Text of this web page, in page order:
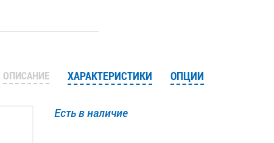
ОПИСАНИЕ ХАРАКТЕРИСТИКИ ОПЦИИ
Есть в наличие